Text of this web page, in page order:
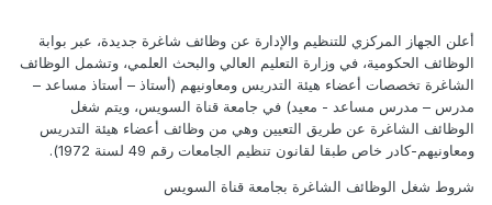
أعلن الجهاز المركزي للتنظيم والإدارة عن وظائف شاغرة جديدة، عبر بوابة
الوظائف الحكومية، في وزارة التعليم العالي والبحث العلمي، وتشمل الوظائف
الشاغرة تخصصات أعضاء هيئة التدريس ومعاونيهم (أستاذ – أستاذ مساعد –
مدرس – مدرس مساعد - معيد) في جامعة قناة السويس، ويتم شغل
الوظائف الشاغرة عن طريق التعيين وهي من وظائف أعضاء هيئة التدريس
ومعاونيهم-كادر خاص طبقا لقانون تنظيم الجامعات رقم 49 لسنة 1972).
شروط شغل الوظائف الشاغرة بجامعة قناة السويس